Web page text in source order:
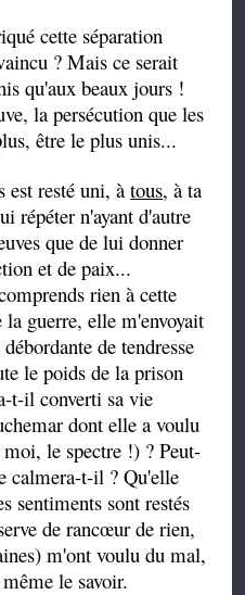
cette séparation
? Mais ce serait
qu'aux beaux jours !
la persécution que les
être le plus unis...
est resté uni, àtous, à ta
répéter n'ayant d'autre
que de lui donner
et de paix...
rien à cette
guerre, elle m'envoyait
de tendresse
le poids de la prison
t-il converti sa vie
dont elle a voulu
moi, le spectre !) ? Peut-
calmera-t-il ? Qu'elle
sentiments sont restés
de rancœur de rien,
m'ont voulu du mal,
le savoir.